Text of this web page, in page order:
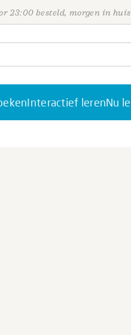
23:00 besteld, morgen in huis
Interactief lerenNu